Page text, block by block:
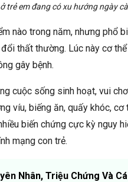
trẻ em đang có xu hướng ngày
nào trong năm, nhưng phổ
thất thường. Lúc này cơ
gây bệnh.
cuộc sống sinh hoạt, vui
víu, biếng ăn, quấy khóc,
biến chứng cực kỳ nguy
mạng con trẻ.
Nhân, Triệu Chứng Và